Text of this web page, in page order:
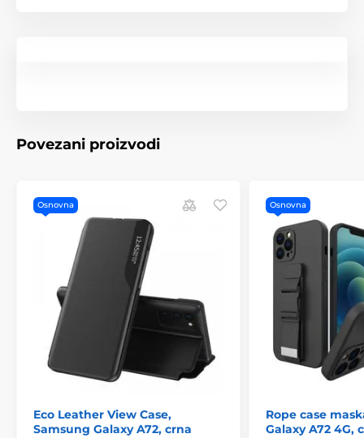
Povezani proizvodi
Osnovna
Eco Leather View Case,
Samsung Galaxy A72, crna
Osnovna
Rope case
Galaxy A72 4G,